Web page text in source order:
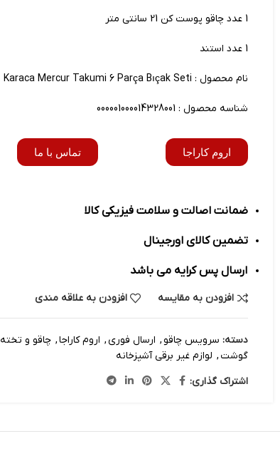
1 عدد چاقو پوست کن 21 سانتی متر
1 عدد استند
نام محصول : Karaca Mercur Takumi 6 Parça Bıçak Seti
شناسه محصول : 000001000014328001
اروم کاراجا تماس با ما
ضمانت اصالت و سلامت فیزیکی کالا
تضمین کالای اورجینال
ارسال پس کرایه می باشد
افزودن به مقایسه افزودن به علاقه مندی
دسته: سرویس چاقو , ارسال فوری, اروم کاراجا, چاقو و تخته
گوشت , لوازم غیر برقی آشپزخانه
اشتراک گذاری: